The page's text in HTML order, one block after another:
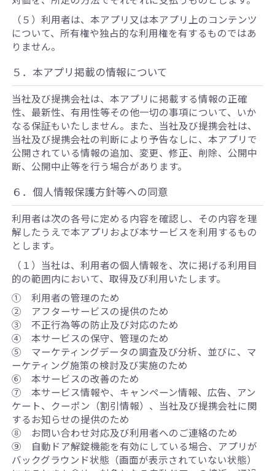
（５）利用者は、本アプリ又は本アプリ上のコンテンツ
について、所有権や独占的な利用権を有するものではあ
りません。
５．本アプリ掲載の情報について
当社及び提携会社は、本アプリに掲載する情報の正確
性、最新性、有用性等その他一切の事項について、いか
なる保証もいたしません。また、当社及び提携会社は、
当社及び提携会社の判断により予告なしに、本アプリで
公開されている情報の追加、変更、修正、削除、公開中
断、公開中止等を行う場合があります。
６．個人情報保護方針等への同意
利用者は次の各号に定める内容を確認し、その内容を理
解したうえで本アプリおよび本サービスを利用するもの
とします。
（１）当社は、利用者の個人情報を、次に掲げる利用目
的の範囲内において、取得及び利用いたします。
① 利用者の管理のため
② アフターサービスの提供のため
③ 不正行為等の防止及び対応のため
④ 本サービスの保守、管理のため
⑤ マーケティングデータの調査及び分析、並びに、マ
ーケティング施策の検討及び実施のため
⑥ 本サービスの改善のため
⑦ 本サービス情報や、キャンペーン情報、広告、アン
ケート、クーポン（割引情報）、当社及び提携会社に関
するお知らせの提供のため
⑧ お問い合わせ対応及び利用者へのご連絡のため
⑨ 自動ドア解錠機能を有効にしている場合、アプリが
バックグラウンド状態（画面が表示されていない状態）